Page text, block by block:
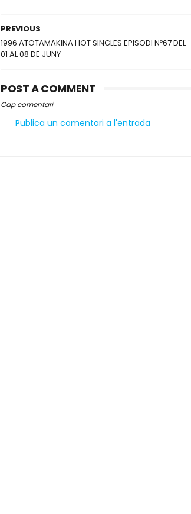
PREVIOUS
1996 ATOTAMAKINA HOT SINGLES EPISODI Nº67 DEL
01 AL 08 DE JUNY
POST A COMMENT
Cap comentari
Publica un comentari a l'entrada